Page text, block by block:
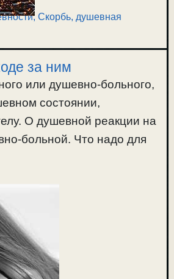
, Скорбь, душевная
за ним
или душевно-больного,
состоянии,
О душевной реакции на
больной. Что надо для